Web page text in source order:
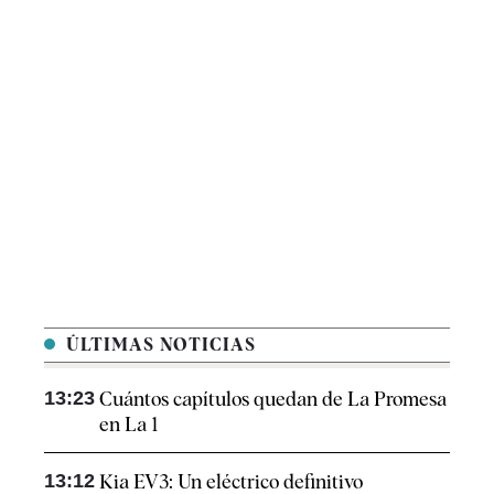
ÚLTIMAS NOTICIAS
13:23 Cuántos capítulos quedan de La Promesa
en La 1
13:12 Kia EV3: Un eléctrico definitivo